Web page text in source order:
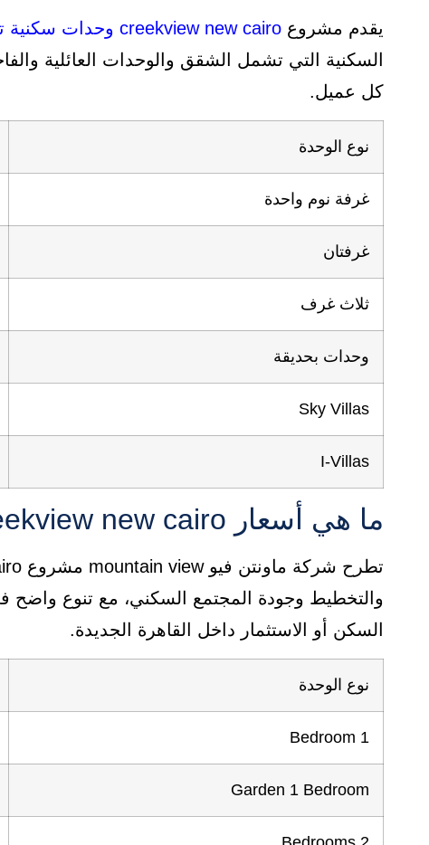
يقدم مشروع
السكنية التي تشمل الشقق والوحدات العائلية
كل عميل.
نوع الوحدة
غرفة نوم واحدة
غرفتان
ثلاث غرف
وحدات بحديقة
Sky Villas
I-Villas
ما هي أسعار creekview new cairo وما أهم ما يميزها
والتخطيط وجودة المجتمع السكني، مع تنوع واضح
السكن أو الاستثمار داخل القاهرة الجديدة.
نوع الوحدة
1 Bedroom
Garden 1 Bedroom